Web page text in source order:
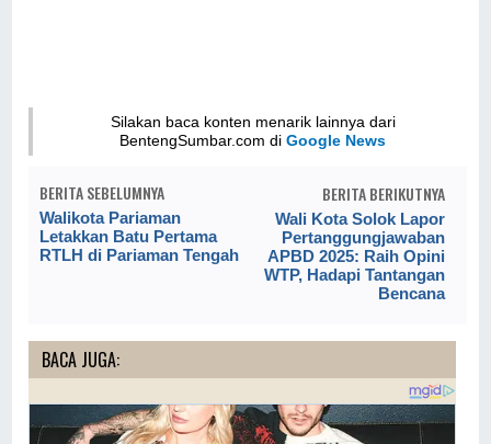
Silakan baca konten menarik lainnya dari
BentengSumbar.com diGoogle News
BERITA SEBELUMNYA
Walikota Pariaman
Letakkan Batu Pertama
RTLH di Pariaman Tengah
BERITA BERIKUTNYA
Wali Kota Solok Lapor
Pertanggungjawaban
APBD 2025: Raih Opini
WTP, Hadapi Tantangan
Bencana
BACA JUGA: